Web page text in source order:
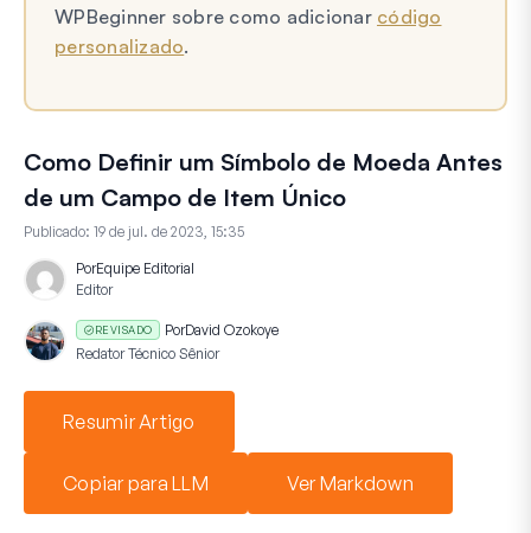
WPBeginner sobre como adicionar código
personalizado.
Como Definir um Símbolo de Moeda Antes
de um Campo de Item Único
Publicado: 19 de jul. de 2023, 15:35
PorEquipe Editorial
Editor
REVISADO PorDavid Ozokoye
Redator Técnico Sênior
Resumir Artigo
Copiar para LLM Ver Markdown